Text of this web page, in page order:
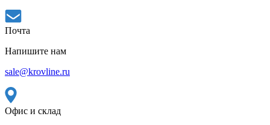
Почта
Напишите нам
sale@krovline.ru
Офис и склад